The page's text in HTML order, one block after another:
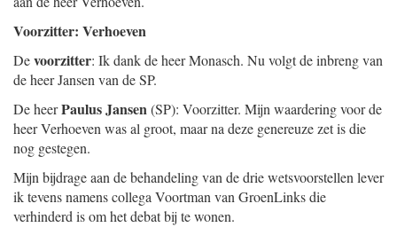
Voorzitter: Verhoeven
Devoorzitter: Ik dank de heer Monasch. Nu volgt de inbreng van
de heer Jansen van de SP.
De heerPaulus Jansen(SP): Voorzitter. Mijn waardering voor de
heer Verhoeven was al groot, maar na deze genereuze zet is die
nog gestegen.
Mijn bijdrage aan de behandeling van de drie wetsvoorstellen lever
ik tevens namens collega Voortman van GroenLinks die
verhinderd is om het debat bij te wonen.